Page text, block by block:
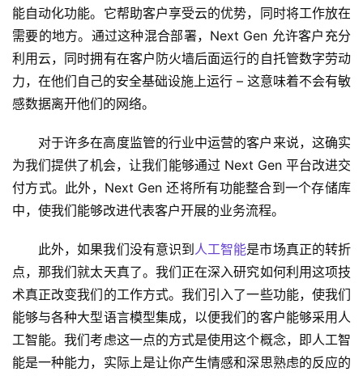
能自动化功能。它帮助客户享受云的优势，同时将工作放在
需要的地方。通过这种混合部署，Next Gen 允许客户充分
利用云，同时拥有在客户防火墙后面运行的自托管数字劳动
力，在他们自己的安全基础设施上运行 – 这意味着不会有敏
感数据离开他们的网络。
对于许多在高度监管的行业中运营的客户来说，这确实
为我们提供了机会，让我们能够通过 Next Gen 平台改进交
付方式。此外，Next Gen 还将所有功能整合到一个存储库
中，使我们能够改进代表客户开展的业务流程。
此外，如果我们没有意识到 人工智能是市场真正的转折
点，那我们就太天真了。我们正在深入研究如何利用这项技
术真正改变我们的工作方式。我们引入了一些功能，使我们
能够与各种大型语言模型集成，以便我们的客户能够采用人
工智能。我们考虑这一点的方式是使用这个概念，即人工智
能是一种能力，实际上是让你产生情感和深思熟虑的反应的